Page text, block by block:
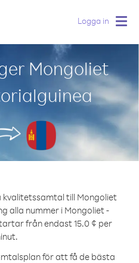
Logga in
Mongoliet
kvalitetssamtal till Mongoliet
alla nummer i Mongoliet -
från endast 15.0 ¢ per
för att få de bästa